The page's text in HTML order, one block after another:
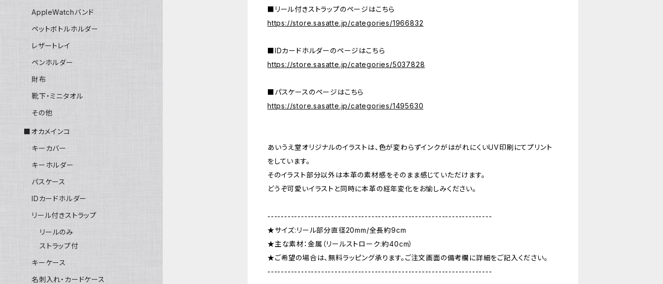
■リール付きストラップのページはこちら
https://store.sasatte.jp/categories/1966832
■IDカードホルダーのページはこちら
https://store.sasatte.jp/categories/5037828
■パスケースのページはこちら
https://store.sasatte.jp/categories/1495630
あいうえ堂オリジナルのイラストは、色が変わらずインクがはがれにくいUV印刷にてプリント
をしています。
そのイラスト部分以外は本革の素材感をそのまま感じていただけます。
どうぞ可愛いイラストと同時に本革の経年変化をお愉しみください。
-------------------------------------------------------------------
★サイズ:リール部分直径20mm/全長約9cm
★主な素材：金属（リールストローク:約40cm）
★ご希望の場合は、無料ラッピング承ります。ご注文画面の備考欄に詳細をご記入ください。
-------------------------------------------------------------------
AppleWatchバンド
ペットボトルホルダー
レザートレイ
ペンホルダー
財布
靴下・ミニタオル
その他
■オカメインコ
キーカバー
キーホルダー
パスケース
IDカードホルダー
リール付きストラップ
リールのみ
ストラップ付
キーケース
名刺入れ・カードケース